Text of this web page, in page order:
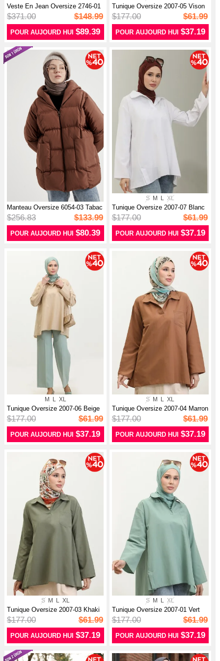
Veste En Jean Oversize 2746-01
Noir
$371.00 $148.99
POUR AUJOURD HUI$89.39
Tunique Oversize 2007-05 Vison
$177.00 $61.99
POUR AUJOURD HUI $37.19
Manteau Oversize 6054-03 Tabac
$256.83 $133.99
POUR AUJOURD HUI$80.39
S M L XL
Tunique Oversize 2007-07 Blanc
$177.00 $61.99
POUR AUJOURD HUI $37.19
M L XL
Tunique Oversize 2007-06 Beige
$177.00 $61.99
POUR AUJOURD HUI$37.19
S M L XL
Tunique Oversize 2007-04 Marron
$177.00 $61.99
POUR AUJOURD HUI $37.19
S M L XL
Tunique Oversize 2007-03 Khaki
$177.00 $61.99
POUR AUJOURD HUI$37.19
S M L XL
Tunique Oversize 2007-01 Vert
$177.00 $61.99
POUR AUJOURD HUI $37.19